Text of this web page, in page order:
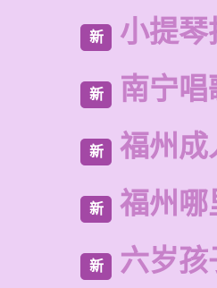
新 小提琴
新 南宁
新 福州成
新 福州哪
新 六岁孩